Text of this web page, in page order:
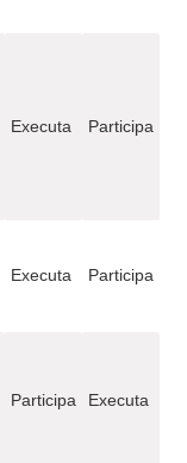
Executa Participa
Executa Participa
Participa Executa